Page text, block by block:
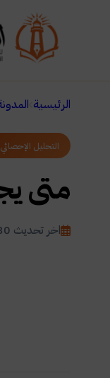
الرئيسية
التحليل الإحصائي
متى
اخر تحديث 30 يوليو 2026